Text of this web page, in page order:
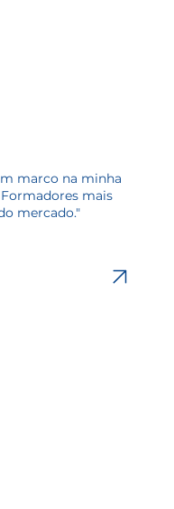
marco na minha
mais
mercado."